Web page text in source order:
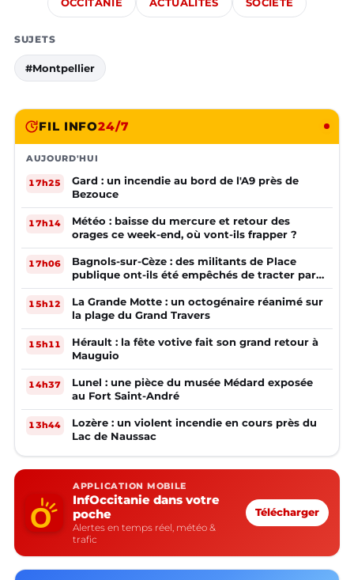
OCCITANIE ACTUALITÉS SOCIÉTÉ
SUJETS
#Montpellier
FIL INFO24/7
AUJOURD'HUI
17h25
Gard : un incendie au bord de l'A9 près de
Bezouce
17h14
Météo : baisse du mercure et retour des
orages ce week-end, où vont-ils frapper ?
17h06
Bagnols-sur-Cèze : des militants de Place
publique ont-ils été empêchés de tracter par
la mairie ?
15h12
La Grande Motte : un octogénaire réanimé sur
la plage du Grand Travers
15h11
Hérault : la fête votive fait son grand retour à
Mauguio
14h37
Lunel : une pièce du musée Médard exposée
au Fort Saint-André
13h44
Lozère : un violent incendie en cours près du
Lac de Naussac
APPLICATION MOBILE
InfOccitanie dans votre
poche
Alertes en temps réel, météo &
trafic
Télécharger